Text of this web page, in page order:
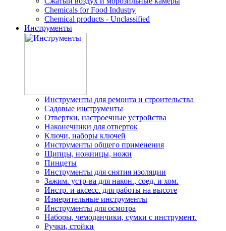
Chemicals for Food Industry
Chemical products - Unclassified
Инструменты
Инструменты для ремонта и строительства
Садовые инструменты
Отвертки, настроечные устройства
Наконечники для отверток
Ключи, наборы ключей
Инструменты общего применения
Щипцы, ножницы, ножи
Пинцеты
Инструменты для снятия изоляции
Зажим. устр-ва для након., соед. и хом.
Инстр. и аксесс. для работы на высоте
Измерительные инструменты
Инструменты для осмотра
Наборы, чемоданчики, сумки с инструмент.
Ручки, стойки